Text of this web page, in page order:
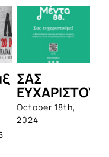
ΣΑΣ
ΕΥΧΑΡΙΣΤΟΥΜΕ!
October 18th,
2024
1η